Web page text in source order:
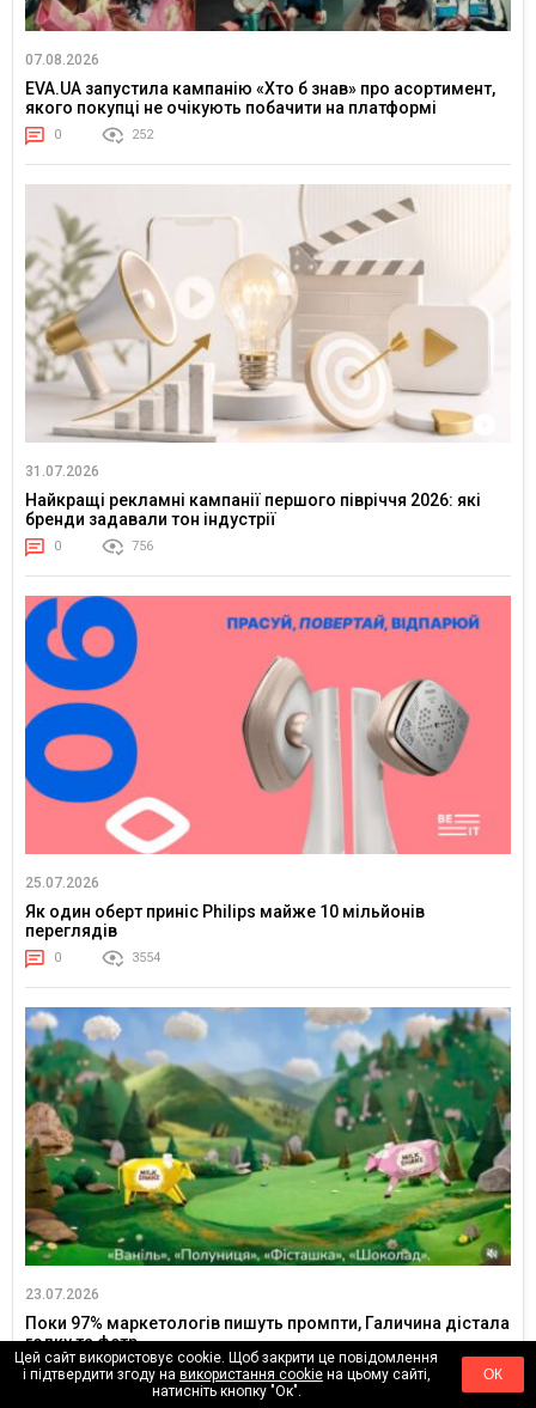
07.08.2026
EVA.UA запустила кампанію «Хто б знав» про асортимент,
якого покупці не очікують побачити на платформі
0 252
31.07.2026
Найкращі рекламні кампанії першого півріччя 2026: які
бренди задавали тон індустрії
0 756
25.07.2026
Як один оберт приніс Philips майже 10 мільйонів
переглядів
0 3554
23.07.2026
Поки 97% маркетологів пишуть промпти, Галичина дістала
голку та фетр
0 731
Цей сайт використовує cookie. Щоб закрити це повідомлення
і підтвердити згоду на використання cookieна цьому сайті,
натисніть кнопку "Ок".
ОК